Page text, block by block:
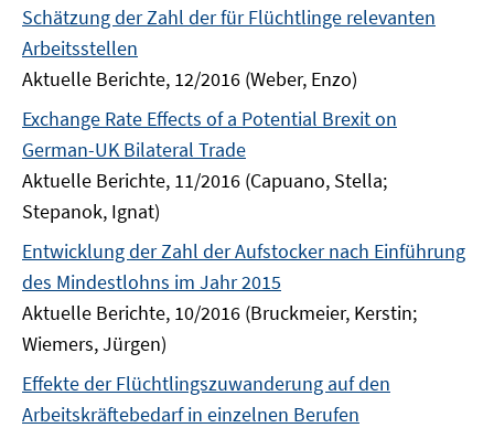
Schätzung der Zahl der für Flüchtlinge relevanten
Arbeitsstellen
Aktuelle Berichte, 12/2016 (Weber, Enzo)
Exchange Rate Effects of a Potential Brexit on
German-UK Bilateral Trade
Aktuelle Berichte, 11/2016 (Capuano, Stella;
Stepanok, Ignat)
Entwicklung der Zahl der Aufstocker nach Einführung
des Mindestlohns im Jahr 2015
Aktuelle Berichte, 10/2016 (Bruckmeier, Kerstin;
Wiemers, Jürgen)
Effekte der Flüchtlingszuwanderung auf den
Arbeitskräftebedarf in einzelnen Berufen